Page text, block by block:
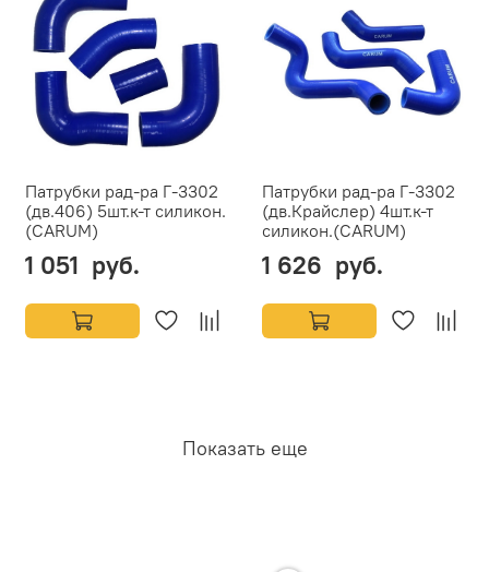
Патрубки рад-ра Г-3302
(дв.406) 5шт.к-т силикон.
(CARUM)
1 051 руб.
Патрубки рад-ра Г-3302
(дв.Крайслер) 4шт.к-т
силикон.(CARUM)
1 626 руб.
Показать еще